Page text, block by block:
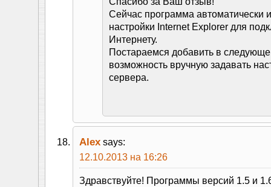
Сейчас программа автоматически
настройки Internet Explorer для
Интернету.
Постараемся добавить в
возможность вручную задавать
сервера.
Alex says:
12.10.2013 на 16:26
Здравствуйте! Программы версий 1.5 и